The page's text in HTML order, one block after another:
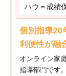
ハウ＝成績
個別指導20
利便性が融
オンライン家
指導部門です